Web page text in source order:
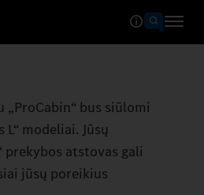
„ProCabin“ bus siūlomi
modeliai. Jūsų
prekybos atstovas gali
jūsų poreikius